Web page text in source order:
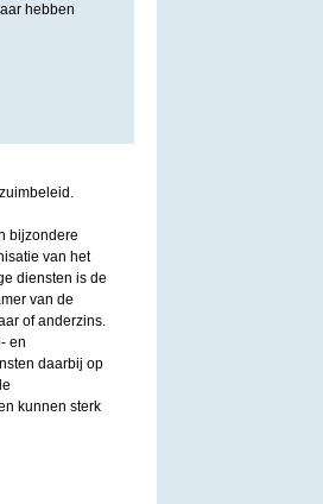
hebben
bijzondere
van het
diensten is de
van de
of anderzins.
en
daarbij op
kunnen sterk